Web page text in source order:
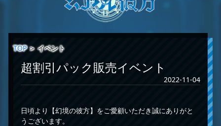
TOP＞イベント
超割引パック販売イベント
2022-11-04
日頃より【幻境の彼方】をご愛顧いただき誠にありがと
うございます。